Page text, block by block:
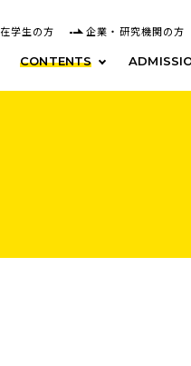
在学生の方 企業・研究機関の方
CONTENTS